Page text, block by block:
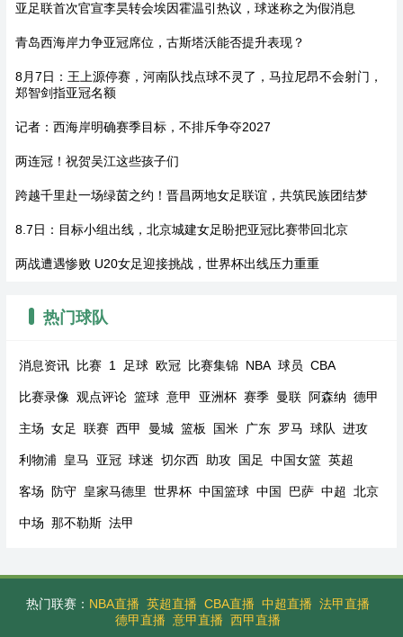
亚足联首次官宣李昊转会埃因霍温引热议，球迷称之为假消息
青岛西海岸力争亚冠席位，古斯塔沃能否提升表现？
8月7日：王上源停赛，河南队找点球不灵了，马拉尼昂不会射门，
郑智剑指亚冠名额
记者：西海岸明确赛季目标，不排斥争夺2027
两连冠！祝贺吴江这些孩子们
跨越千里赴一场绿茵之约！晋昌两地女足联谊，共筑民族团结梦
8.7日：目标小组出线，北京城建女足盼把亚冠比赛带回北京
两战遭遇惨败 U20女足迎接挑战，世界杯出线压力重重
热门球队
消息资讯 比赛 1 足球 欧冠 比赛集锦 NBA 球员 CBA
比赛录像 观点评论 篮球 意甲 亚洲杯 赛季 曼联 阿森纳 德甲
主场 女足 联赛 西甲 曼城 篮板 国米 广东 罗马 球队 进攻
利物浦 皇马 亚冠 球迷 切尔西 助攻 国足 中国女篮 英超
客场 防守 皇家马德里 世界杯 中国篮球 中国 巴萨 中超 北京
中场 那不勒斯 法甲
热门联赛： NBA直播 英超直播 CBA直播 中超直播 法甲直播
德甲直播 意甲直播 西甲直播